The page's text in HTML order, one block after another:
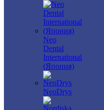
Neo
Dental
International
(Япония)
NeoDrys